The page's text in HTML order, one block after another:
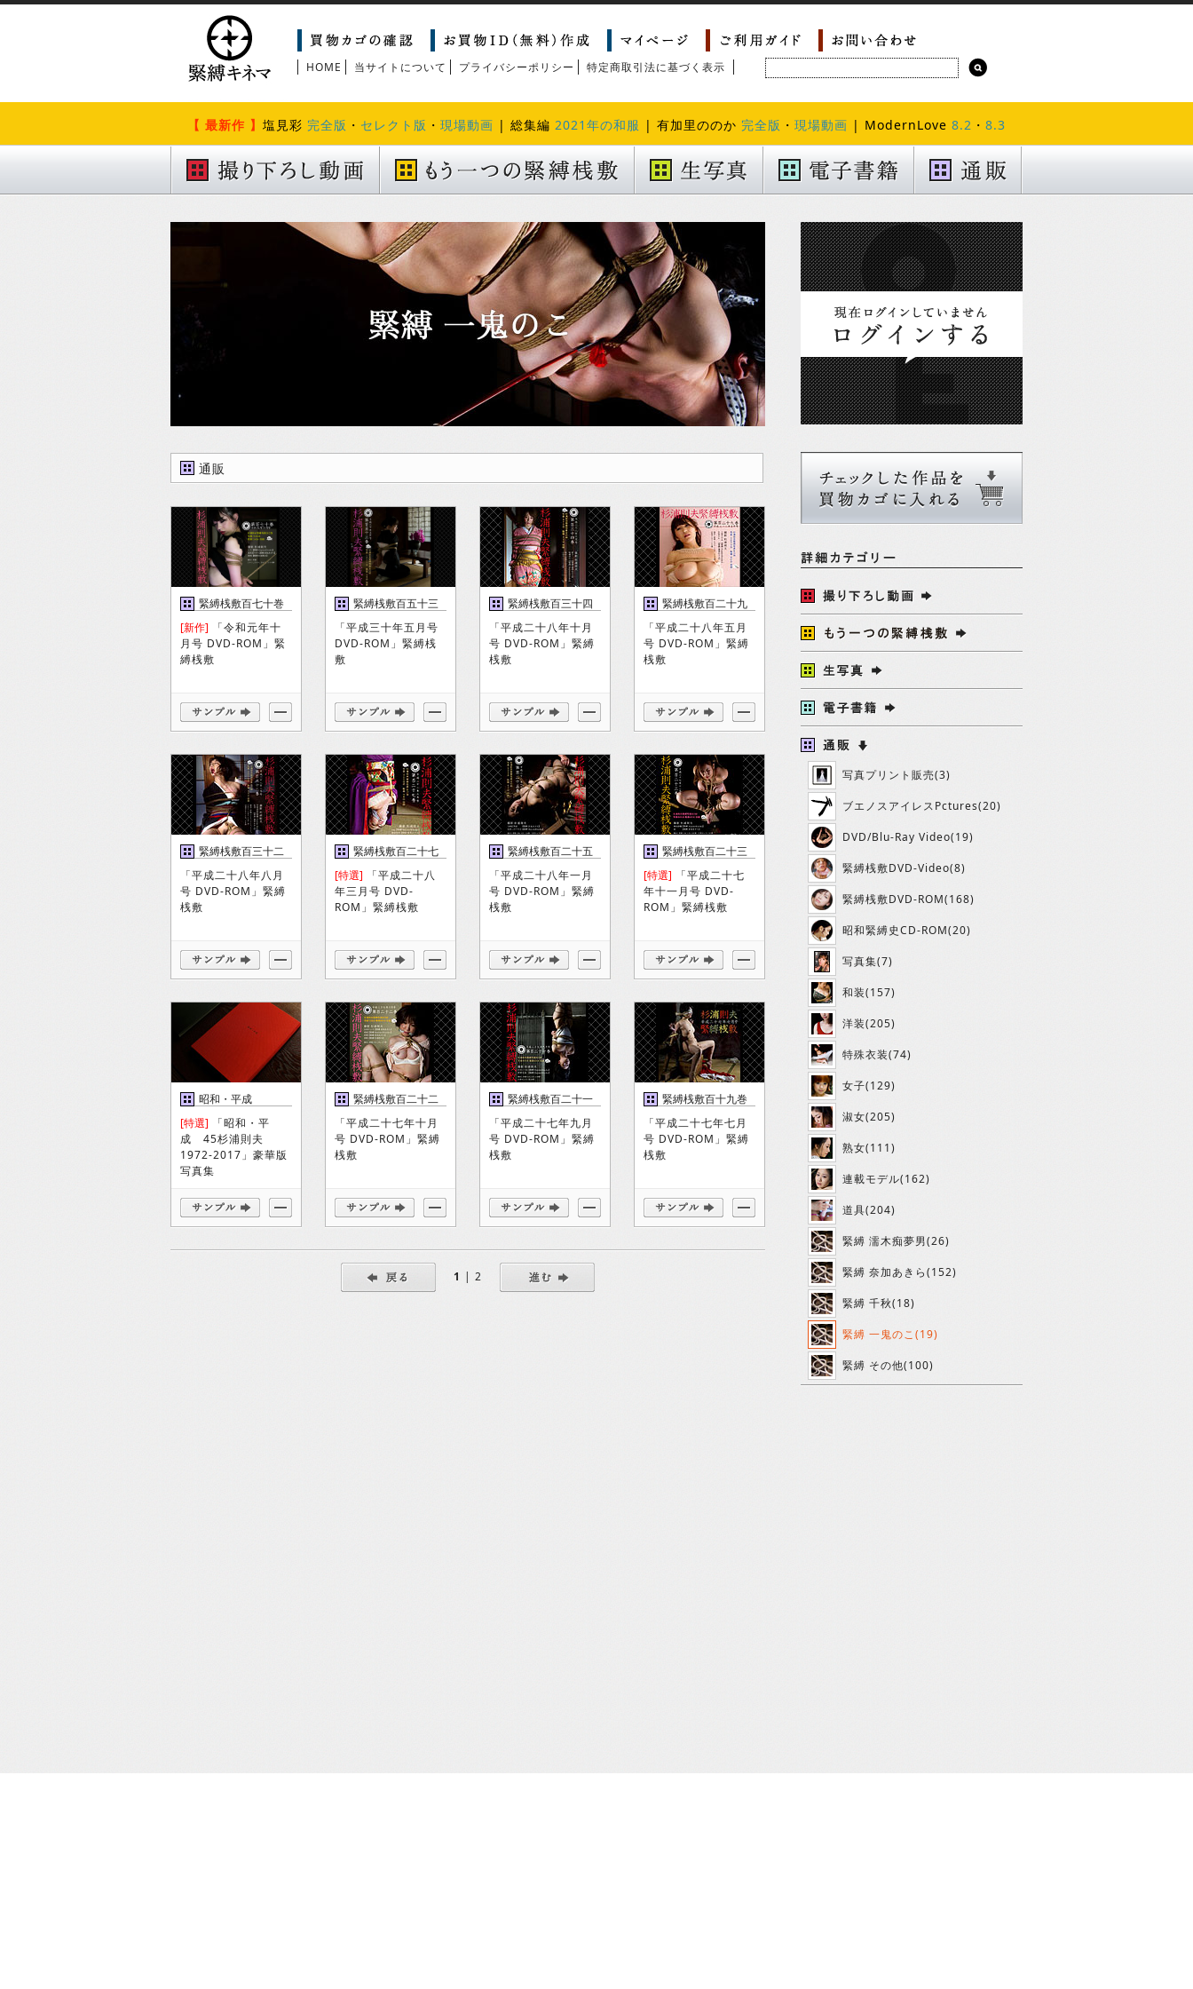
HOME 当サイトについて プライバシーポリシー 特定商取引法に基づく表示
【 最新作 】 塩見彩 完全版 ・ セレクト版 ・ 現場動画 | 総集編 2021年の和服 | 有加里ののか 完全版 ・ 現場動画 | ModernLove 8.2 ・ 8.3
通販
緊縛桟敷百七十巻
[新作] 「令和元年十
月号 DVD-ROM」緊
縛桟敷
緊縛桟敷百五十三
巻
「平成三十年五月号
DVD-ROM」緊縛桟
敷
緊縛桟敷百三十四
巻
「平成二十八年十月
号 DVD-ROM」緊縛
桟敷
緊縛桟敷百二十九
巻
「平成二十八年五月
号 DVD-ROM」緊縛
桟敷
緊縛桟敷百三十二
巻
「平成二十八年八月
号 DVD-ROM」緊縛
桟敷
緊縛桟敷百二十七
巻
[特選] 「平成二十八
年三月号 DVD-
ROM」緊縛桟敷
緊縛桟敷百二十五
巻
「平成二十八年一月
号 DVD-ROM」緊縛
桟敷
緊縛桟敷百二十三
巻
[特選] 「平成二十七
年十一月号 DVD-
ROM」緊縛桟敷
昭和・平成
[特選] 「昭和・平
成 45杉浦則夫
1972-2017」豪華版
写真集
緊縛桟敷百二十二
巻
「平成二十七年十月
号 DVD-ROM」緊縛
桟敷
緊縛桟敷百二十一
巻
「平成二十七年九月
号 DVD-ROM」緊縛
桟敷
緊縛桟敷百十九巻
「平成二十七年七月
号 DVD-ROM」緊縛
桟敷
1 | 2
写真プリント販売(3)
ブエノスアイレスPctures(20)
DVD/Blu-Ray Video(19)
緊縛桟敷DVD-Video(8)
緊縛桟敷DVD-ROM(168)
昭和緊縛史CD-ROM(20)
写真集(7)
和装(157)
洋装(205)
特殊衣装(74)
女子(129)
淑女(205)
熟女(111)
連載モデル(162)
道具(204)
緊縛 濡木痴夢男(26)
緊縛 奈加あきら(152)
緊縛 千秋(18)
緊縛 一鬼のこ(19)
緊縛 その他(100)